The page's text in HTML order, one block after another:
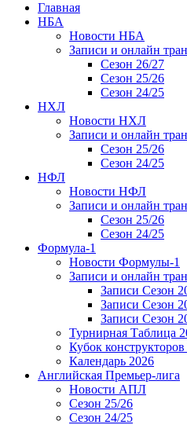
Главная
НБА
Новости НБА
Записи и онлайн
Сезон 26/27
Сезон 25/26
Сезон 24/25
НХЛ
Новости НХЛ
Записи и онлайн
Сезон 25/26
Сезон 24/25
НФЛ
Новости НФЛ
Записи и онлайн
Сезон 25/26
Сезон 24/25
Формула-1
Новости Формулы-1
Записи и онлайн
Записи Сезон
Записи Сезон
Записи Сезон
Турнирная Таблица
Кубок
Календарь 2026
Английская Премьер-лига
Новости АПЛ
Сезон 25/26
Сезон 24/25